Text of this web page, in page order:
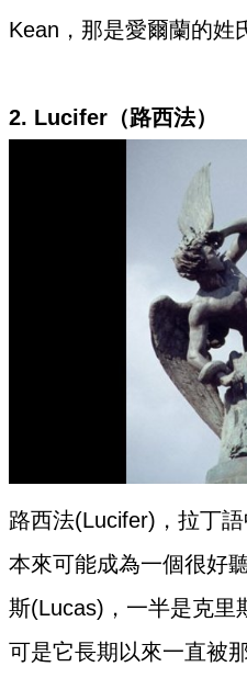
Kean，那是愛爾蘭的姓
2. Lucifer（路西法）
路西法(Lucifer)，拉丁語
本來可能成為一個很
斯(Lucas)，一半是克
可是它長期以來一直被